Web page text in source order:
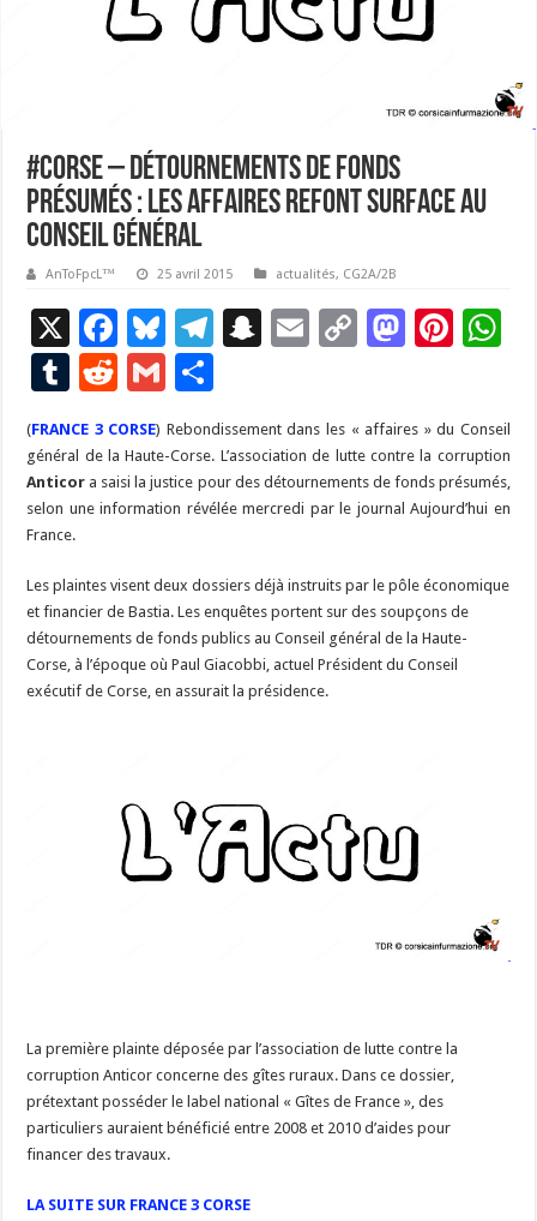
#corse – Détournements de fonds
présumés : les affaires refont surface au
Conseil général
AnToFpcL™ 25 avril 2015 actualités, CG2A/2B
X
F
ac
e
b
o
o
Bl
u
es
ky
T
gr
a
m
S
p
c
h
E
l
C
y
Li
n
M
d
o
n
Pi
es
t
p
p
T
m
bl
r
R
d
di
t
G
m
ai
l
ar
ta
g
er
(FRANCE 3 CORSE) Rebondissement dans les « affaires » du Conseil
général de la Haute-Corse. L’association de lutte contre la corruption
Anticor a saisi la justice pour des détournements de fonds présumés,
selon une information révélée mercredi par le journal Aujourd’hui en
France.
Les plaintes visent deux dossiers déjà instruits par le pôle économique
et financier de Bastia. Les enquêtes portent sur des soupçons de
détournements de fonds publics au Conseil général de la Haute-
Corse, à l’époque où Paul Giacobbi, actuel Président du Conseil
exécutif de Corse, en assurait la présidence.
La première plainte déposée par l’association de lutte contre la
corruption Anticor concerne des gîtes ruraux. Dans ce dossier,
prétextant posséder le label national « Gîtes de France », des
particuliers auraient bénéficié entre 2008 et 2010 d’aides pour
financer des travaux.
LA SUITE SUR FRANCE 3 CORSE